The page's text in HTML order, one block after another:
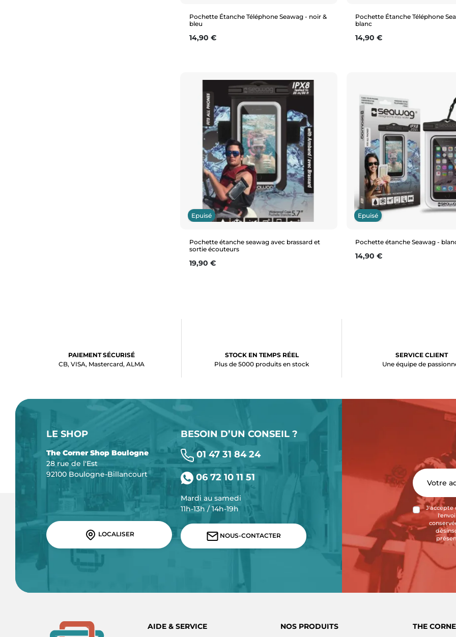
Pochette Étanche Téléphone Seawag - noir &
bleu
Prix
14,90 €
Pochette Étanche Téléphone
blanc
Prix
14,90 €
Epuisé
Pochette étanche seawag avec brassard et
sortie écouteurs
Prix
19,90 €
Epuisé
Pochette étanche Seawag -
Prix
14,90 €
PAIEMENT SÉCURISÉ
CB, VISA, Mastercard, ALMA
STOCK EN TEMPS RÉEL
Plus de 5000 produits en stock
SERVICE CLIENT
Une équipe de
LE SHOP
The Corner Shop Boulogne
28 rue de l'Est
92100 Boulogne-Billancourt
LOCALISER
BESOIN D’UN CONSEIL ?
01 47 31 84 24
06 72 10 11 51
Mardi au samedi
11h-13h / 14h-19h
NOUS-CONTACTER
J'accepte
AIDE & SERVICE
NOS PRODUITS
THE